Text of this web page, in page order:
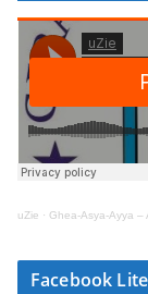
uZie · Ghea-Asya-Ayya –
Facebook